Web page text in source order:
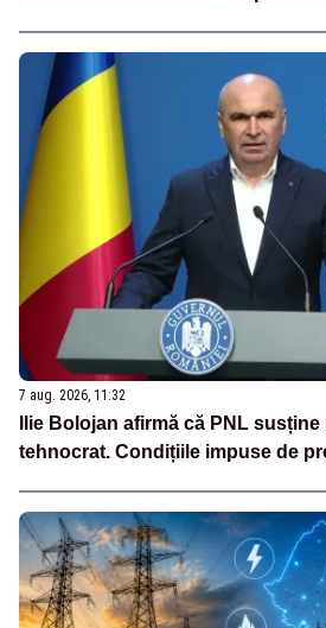
7 aug. 2026, 11:32
Ilie Bolojan afirmă că PNL
tehnocrat. Condițiile impuse de